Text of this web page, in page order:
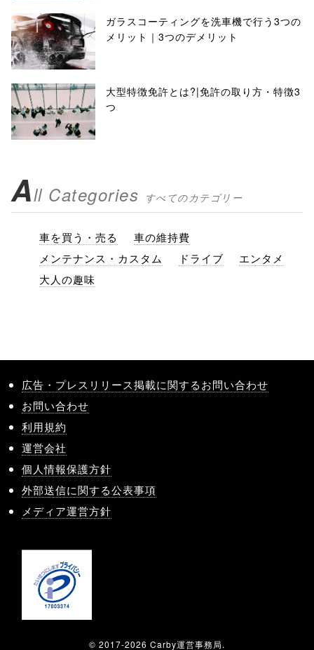
ガラスコーティングを洗車機で行う3つの
メリット｜3つのデメリット
大型特徴免許とは?|免許の取り方・特徴3
つ
All Categories すべてのカテゴリー
車を買う・売る
車の維持費
メンテナンス・カスタム
ドライブ
エンタメ
大人の趣味
広告・プレスリリース掲載に関するお問い合わせ
お問い合わせ
利用規約
運営会社
個人情報保護方針
外部送信に関する公表事項
メディア運営方針
© 2017-2026 Carby運営事務局.